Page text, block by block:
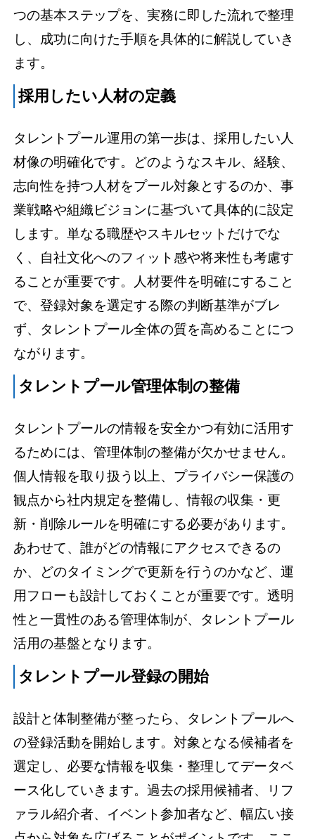
つの基本ステップを、実務に即した流れで整理
し、成功に向けた手順を具体的に解説していき
ます。
採用したい人材の定義
タレントプール運用の第一歩は、採用したい人
材像の明確化です。どのようなスキル、経験、
志向性を持つ人材をプール対象とするのか、事
業戦略や組織ビジョンに基づいて具体的に設定
します。単なる職歴やスキルセットだけでな
く、自社文化へのフィット感や将来性も考慮す
ることが重要です。人材要件を明確にすること
で、登録対象を選定する際の判断基準がブレ
ず、タレントプール全体の質を高めることにつ
ながります。
タレントプール管理体制の整備
タレントプールの情報を安全かつ有効に活用す
るためには、管理体制の整備が欠かせません。
個人情報を取り扱う以上、プライバシー保護の
観点から社内規定を整備し、情報の収集・更
新・削除ルールを明確にする必要があります。
あわせて、誰がどの情報にアクセスできるの
か、どのタイミングで更新を行うのかなど、運
用フローも設計しておくことが重要です。透明
性と一貫性のある管理体制が、タレントプール
活用の基盤となります。
タレントプール登録の開始
設計と体制整備が整ったら、タレントプールへ
の登録活動を開始します。対象となる候補者を
選定し、必要な情報を収集・整理してデータベ
ース化していきます。過去の採用候補者、リフ
ァラル紹介者、イベント参加者など、幅広い接